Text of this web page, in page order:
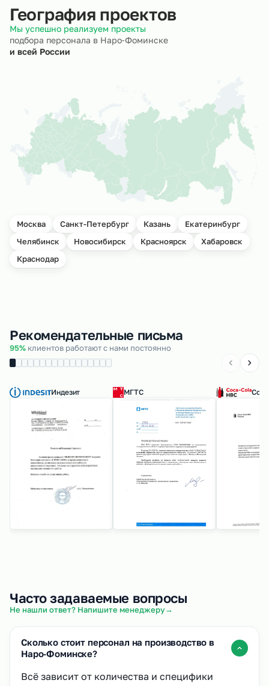
География проектов
Мы успешно реализуем проекты
подбора персонала в Наро‑Фоминске
и всей России
Москва Санкт-Петербург Казань
Екатеринбург
Челябинск
Новосибирск Красноярск
Хабаровск
Краснодар
Рекомендательные письма
95% клиентов работают с нами постоянно
Индезит МГТС
Часто задаваемые вопросы
Не нашли ответ? Напишите менеджеру→
Сколько стоит персонал на производство в
Наро‑Фоминске?
Всё зависит от количества и специфики